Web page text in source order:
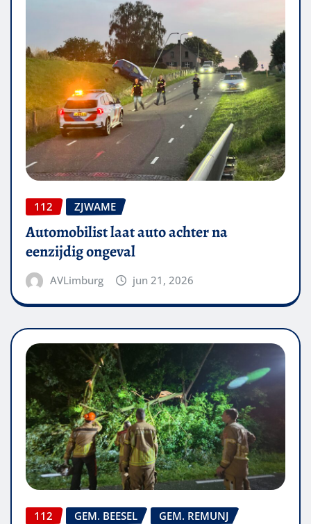
112 ZJWAME
Automobilist laat auto achter na
eenzijdig ongeval
AVLimburg jun 21, 2026
112 GEM. BEESEL
GEM. REMUNJ